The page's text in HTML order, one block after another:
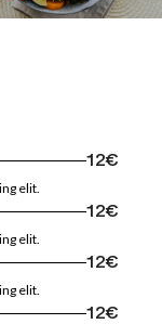
12€
elit.
12€
elit.
12€
elit.
12€